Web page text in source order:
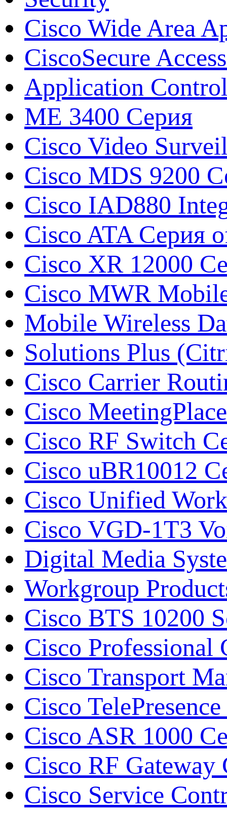
Cisco Wide Area
CiscoSecure
Application
ME 3400 Серия
Cisco Video
Cisco MDS 9200
Cisco IAD880
Cisco ATA Серия
Cisco XR 12000
Cisco MWR
Mobile Wireless
Solutions Plus
Cisco Carrier
Cisco MeetingPlace
Cisco RF Switch
Cisco uBR10012
Cisco Unified
Cisco VGD-1T3
Digital Media
Workgroup
Cisco BTS 10200
Cisco
Cisco Transport
Cisco
Cisco ASR 1000
Cisco RF Gateway
Cisco Service